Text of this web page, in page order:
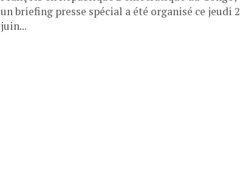
un briefing presse spécial a été organisé ce jeudi 2
juin...